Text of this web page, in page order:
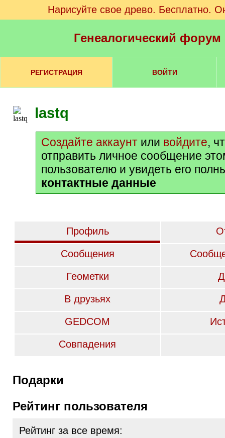
Нарисуйте свое древо. Бесплатно.
Генеалогический
РЕГИСТРАЦИЯ ВОЙТИ
lastq
Создайте аккаунт или войдите,
отправить личное сообщение
пользователю и увидеть его
контактные данные
Профиль
Сообщения
Геометки
В друзьях
GEDCOM
Совпадения
Подарки
Рейтинг пользователя
Рейтинг за все время: